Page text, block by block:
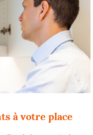
à votre place